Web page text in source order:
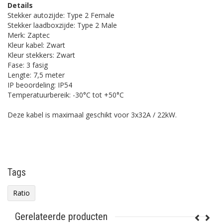
Details
Stekker autozijde: Type 2 Female
Stekker laadboxzijde: Type 2 Male
Merk: Zaptec
Kleur kabel: Zwart
Kleur stekkers: Zwart
Fase: 3 fasig
Lengte: 7,5 meter
IP beoordeling: IP54
Temperatuurbereik: -30°C tot +50°C
Deze kabel is maximaal geschikt voor 3x32A / 22kW.
Tags
Ratio
Gerelateerde producten